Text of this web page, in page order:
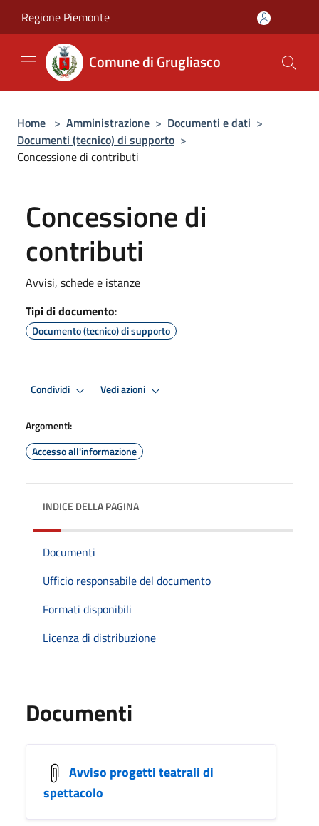
Regione Piemonte
Comune di Grugliasco
Home > Amministrazione > Documenti e dati >
Documenti (tecnico) di supporto >
Concessione di contributi
Concessione di
contributi
Avvisi, schede e istanze
Tipi di documento:
Documento (tecnico) di supporto
Condividi Vedi azioni
Argomenti:
Accesso all'informazione
INDICE DELLA PAGINA
Documenti
Ufficio responsabile del documento
Formati disponibili
Licenza di distribuzione
Documenti
Avviso progetti teatrali di
spettacolo